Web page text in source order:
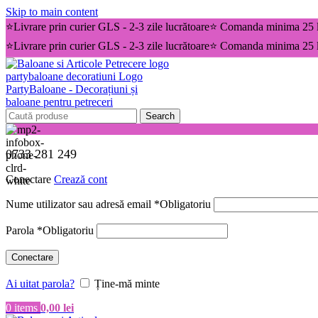
Skip to main content
⭐Livrare prin curier GLS - 2-3 zile lucrătoare⭐ Comanda minima 25
⭐Livrare prin curier GLS - 2-3 zile lucrătoare⭐ Comanda minima 25
Search
0733 281 249
Conectare Crează cont
Nume utilizator sau adresă email *Obligatoriu
Parola *Obligatoriu
Conectare
Ai uitat parola?
Ține-mă minte
0 items 0,00 lei